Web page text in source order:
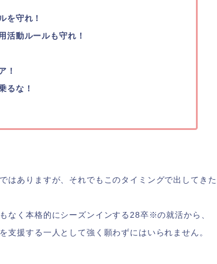
を守れ！
活動ルールも守れ！
！
るな！
はありますが、それでもこのタイミングで出してきた
なく本格的にシーズンインする28卒※の就活から、
支援する一人として強く願わずにはいられません。